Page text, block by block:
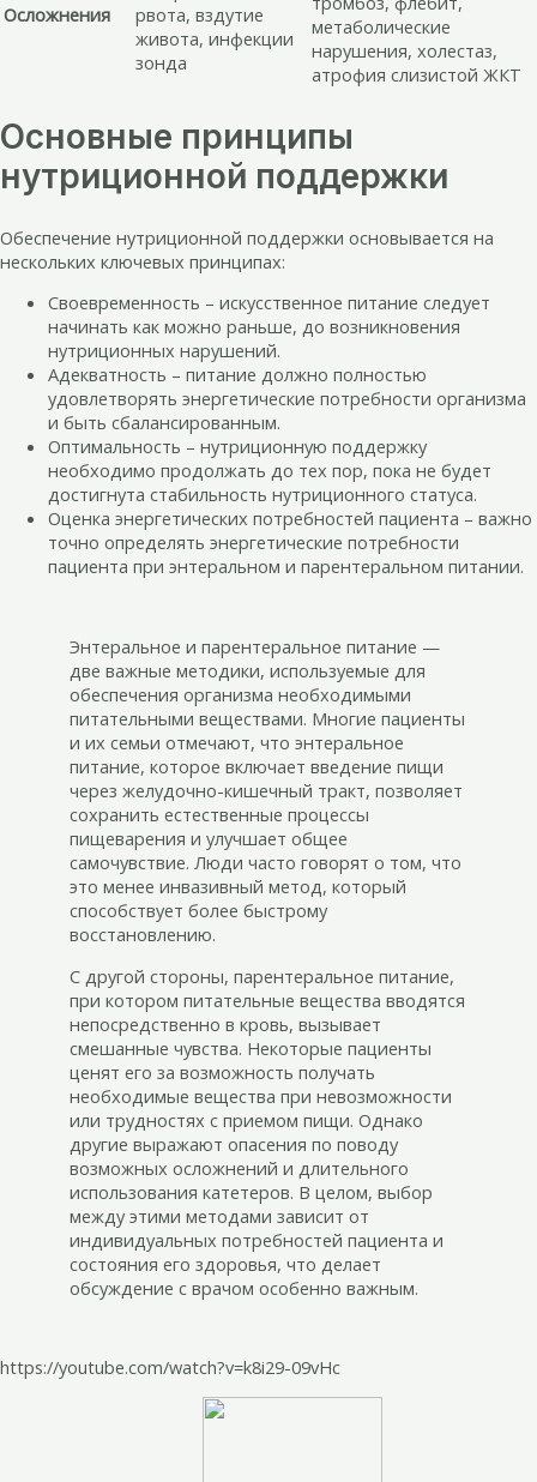
Осложнения
рвота, вздутие
живота, инфекции
зонда
метаболические
нарушения, холестаз,
атрофия слизистой ЖКТ
Основные принципы
нутриционной поддержки
Обеспечение нутриционной поддержки основывается на
нескольких ключевых принципах:
Своевременность – искусственное питание следует
начинать как можно раньше, до возникновения
нутриционных нарушений.
Адекватность – питание должно полностью
удовлетворять энергетические потребности организма
и быть сбалансированным.
Оптимальность – нутриционную поддержку
необходимо продолжать до тех пор, пока не будет
достигнута стабильность нутриционного статуса.
Оценка энергетических потребностей пациента – важно
точно определять энергетические потребности
пациента при энтеральном и парентеральном питании.
Энтеральное и парентеральное питание —
две важные методики, используемые для
обеспечения организма необходимыми
питательными веществами. Многие пациенты
и их семьи отмечают, что энтеральное
питание, которое включает введение пищи
через желудочно-кишечный тракт, позволяет
сохранить естественные процессы
пищеварения и улучшает общее
самочувствие. Люди часто говорят о том, что
это менее инвазивный метод, который
способствует более быстрому
восстановлению.
С другой стороны, парентеральное питание,
при котором питательные вещества вводятся
непосредственно в кровь, вызывает
смешанные чувства. Некоторые пациенты
ценят его за возможность получать
необходимые вещества при невозможности
или трудностях с приемом пищи. Однако
другие выражают опасения по поводу
возможных осложнений и длительного
использования катетеров. В целом, выбор
между этими методами зависит от
индивидуальных потребностей пациента и
состояния его здоровья, что делает
обсуждение с врачом особенно важным.
https://youtube.com/watch?v=k8i29-09vHc